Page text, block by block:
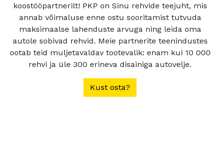
koostööpartnerilt! PKP on Sinu rehvide teejuht, mis
annab võimaluse enne ostu sooritamist tutvuda
maksimaalse lahenduste arvuga ning leida oma
autole sobivad rehvid. Meie partnerite teenindustes
ootab teid muljetavaldav tootevalik: enam kui 10 000
rehvi ja üle 300 erineva disainiga autovelje.
Kust osta?